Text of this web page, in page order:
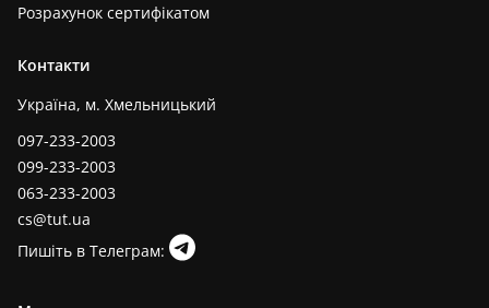
Розрахунок сертифікатом
Контакти
Україна, м. Хмельницький
097-233-2003
099-233-2003
063-233-2003
cs@tut.ua
Пишіть в Телеграм: